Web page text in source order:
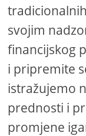
svojim
financijskog
i pripremite
istražujemo
prednosti i
promjene